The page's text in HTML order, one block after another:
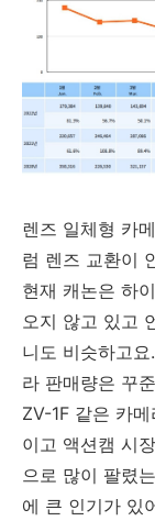
렌즈 일체형 카
럼 렌즈 교환이
현재 캐논은 하
오지 않고 있고
니도 비슷하고
라 판매량은 꾸
ZV-1F 같은 카
이고 액션캠 시
으로 많이 팔렸
에 큰 인기가 있